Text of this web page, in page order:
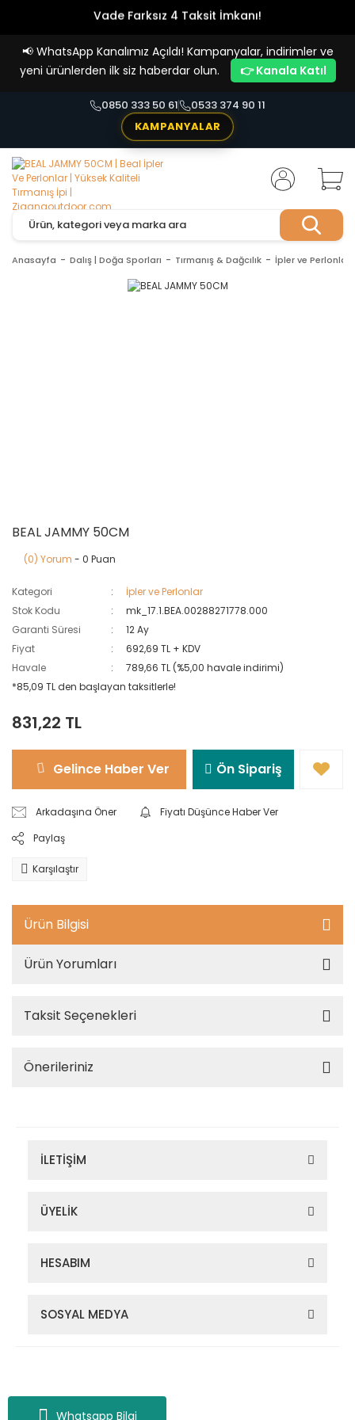
Whatsapp Bilgi
Vade Farksız 4 Taksit İmkanı!
📢 WhatsApp Kanalımız Açıldı! Kampanyalar, indirimler ve
yeni ürünlerden ilk siz haberdar olun.
👉 Kanala Katıl
0850 333 50 61
0533 374 90 11
KAMPANYALAR
Anasayfa Dalış | Doğa Sporları Tırmanış & Dağcılık İpler ve Perlonlar
BEAL JAMMY 50CM
(0) Yorum - 0 Puan
Kategori
İpler ve Perlonlar
Stok Kodu
mk_17.1.BEA.00288271778.000
Garanti Süresi
12 Ay
Fiyat
692,69 TL + KDV
Havale
789,66 TL (%5,00 havale indirimi)
*85,09 TL den başlayan taksitlerle!
831,22 TL
Gelince Haber Ver Ön Sipariş
Arkadaşına Öner
Fiyatı Düşünce Haber Ver
Paylaş
Karşılaştır
Ürün Bilgisi
Ürün Yorumları
Taksit Seçenekleri
Önerileriniz
İLETİŞİM
ÜYELİK
HESABIM
SOSYAL MEDYA